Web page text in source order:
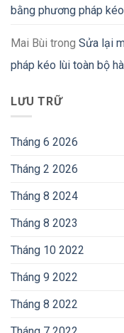
bằng phương pháp
Mai Bùi trong Sửa lại
pháp kéo lùi toàn bộ
LƯU TRỮ
Tháng 6 2026
Tháng 2 2026
Tháng 8 2024
Tháng 8 2023
Tháng 10 2022
Tháng 9 2022
Tháng 8 2022